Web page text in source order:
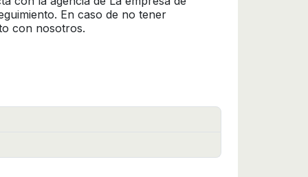
En caso de no tener
con nosotros.